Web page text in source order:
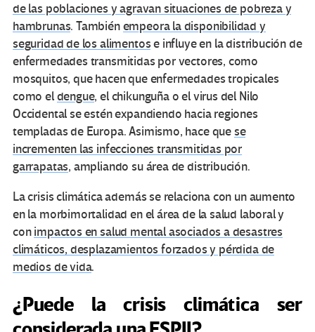
de las poblaciones y agravan situaciones de pobreza y
hambrunas. Tambiénempeora la disponibilidad y
seguridad de los alimentose influye en la distribución de
enfermedades transmitidas por vectores, como
mosquitos, que hacen que enfermedades tropicales
como eldengue, el chikunguña o el virus del Nilo
Occidental se estén expandiendo hacia regiones
templadas de Europa. Asimismo, hace que se
incrementen las infecciones transmitidas por
garrapatas, ampliando su área de distribución.
La crisis climática además se relaciona con un aumento
en la morbimortalidad en el área de la salud laboral y
conimpactos en salud mental asociados a desastres
climáticos, desplazamientos forzados y pérdida de
medios de vida.
¿Puede la crisis climática ser